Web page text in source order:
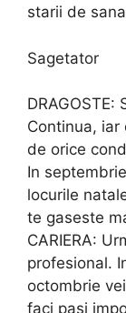
starii de
Sagetator
Continua,
de orice
In
locurile
te gaseste
CARIERA:
profesional.
octombrie
faci pasi